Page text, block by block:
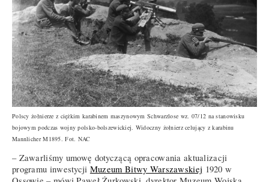
Polscy żołnierze z ciężkim karabinem maszynowym Schwarzlose wz. 07/12 na stanowisku
bojowym podczas wojny polsko-bolszewickiej. Widoczny żołnierz celujący z karabinu
Mannlicher M1895. Fot. NAC
– Zawarliśmy umowę dotyczącą opracowania aktualizacji
programu inwestycji Muzeum Bitwy Warszawskiej 1920 w